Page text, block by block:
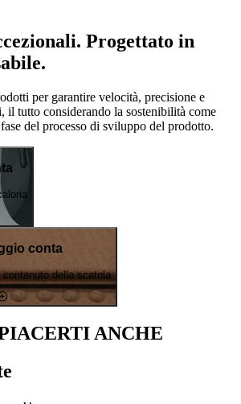
Progettato in
per garantire velocità, precisione e
il tutto considerando la sostenibilità come
del processo di sviluppo del prodotto.
conta
della scatola
ANCHE